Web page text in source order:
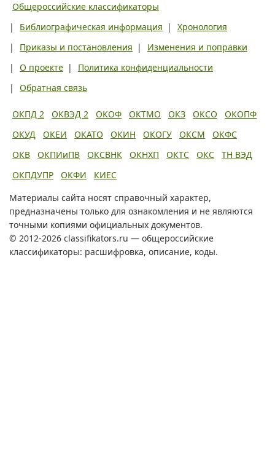
Общероссийские классификаторы
|
Библиографическая информация |
Хронология
|
Приказы и постановления |
Изменения и поправки
|
О проекте |
Политика конфиденциальности
|
Обратная связь
ОКПД 2 ОКВЭД 2 ОКОФ ОКТМО ОКЗ ОКСО
ОКОПФ
ОКУД
ОКЕИ ОКАТО ОКИН ОКОГУ ОКСМ
ОКФС
ОКВ
ОКПИиПВ ОКСВНК ОКНХП ОКТС ОКС
ТН ВЭД
ОКПДУПР
ОКФИ
КИЕС
Материалы сайта носят справочный характер,
предназначены только для ознакомления и не являются
точными копиями официальных документов.
© 2012-2026 classifikators.ru — общероссийские
классификаторы: расшифровка, описание, коды.